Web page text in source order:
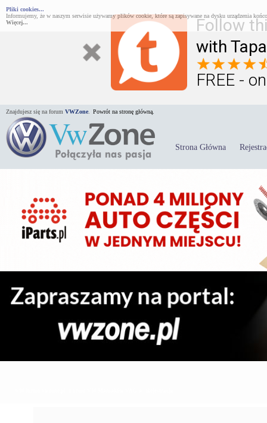
Follow
with
FREE -
Pliki cookies...
Informujemy, że w naszym serwisie używamy plików cookie, które są zapisywane na dysku urządzenia
Więcej...
Znajdujesz się na forum VWZone Powrót na stronę główną.
Strona Główna